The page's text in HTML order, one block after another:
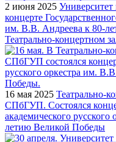
2 июня 2025 Университет
концерте
им. В.В. Андреева к 80-
Театрально-концертном
16 мая 2025 Театрально-
СПбГУП. Состоялся
академического
летию Великой Победы